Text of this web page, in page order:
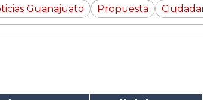
Guanajuato Propuesta